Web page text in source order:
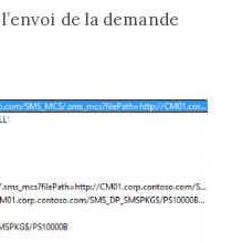
de la demande